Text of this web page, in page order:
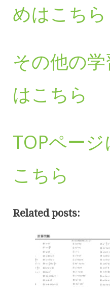
めはこちら
その他の
はこちら
TOPペー
こちら
Related posts: